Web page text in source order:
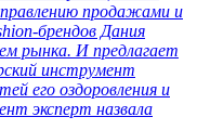
продажами и
брендов Дания
рынка. И предлагает
инструмент
его оздоровления и
эксперт назвала